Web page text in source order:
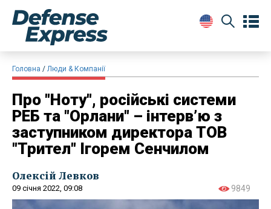
Головна Люди & Компанії
Про "Ноту", російські системи
РЕБ та "Орлани" – інтерв’ю з
заступником директора ТОВ
"Трител" Ігорем Сенчилом
Олексій Левков
09 січня 2022, 09:08 9849